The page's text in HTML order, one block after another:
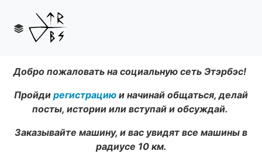
Добро пожаловать на социальную сеть Этэрбэс!
Пройди регистрацию и начинай общаться, делай
посты, истории или вступай и обсуждай.
Заказывайте машину, и вас увидят все машины в
радиусе 10 км.